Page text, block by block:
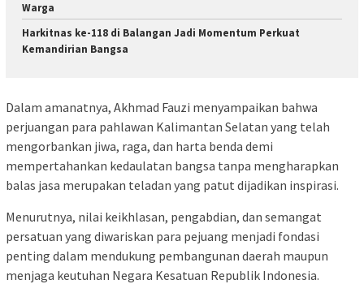
Warga
Harkitnas ke-118 di Balangan Jadi Momentum Perkuat
Kemandirian Bangsa
Dalam amanatnya, Akhmad Fauzi menyampaikan bahwa
perjuangan para pahlawan Kalimantan Selatan yang telah
mengorbankan jiwa, raga, dan harta benda demi
mempertahankan kedaulatan bangsa tanpa mengharapkan
balas jasa merupakan teladan yang patut dijadikan inspirasi.
Menurutnya, nilai keikhlasan, pengabdian, dan semangat
persatuan yang diwariskan para pejuang menjadi fondasi
penting dalam mendukung pembangunan daerah maupun
menjaga keutuhan Negara Kesatuan Republik Indonesia.